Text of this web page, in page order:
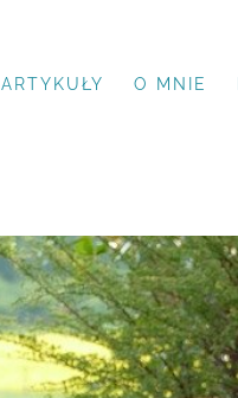
ARTYKUŁY O MNIE